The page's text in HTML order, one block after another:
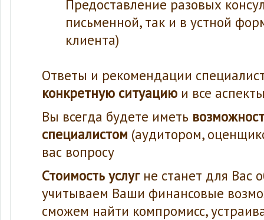
Предоставление разовых
письменной, так и в устной
клиента)
Ответы и рекомендации
конкретную ситуацию и все
Вы всегда будете иметь
специалистом (аудитором,
вас вопросу
Стоимость услугне станет для Вас
учитываем Ваши финансовые
сможем найти компромисс,